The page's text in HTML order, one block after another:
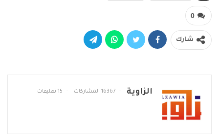
0
شارك
الزاوية 16367 المشاركات 15 تعليقات